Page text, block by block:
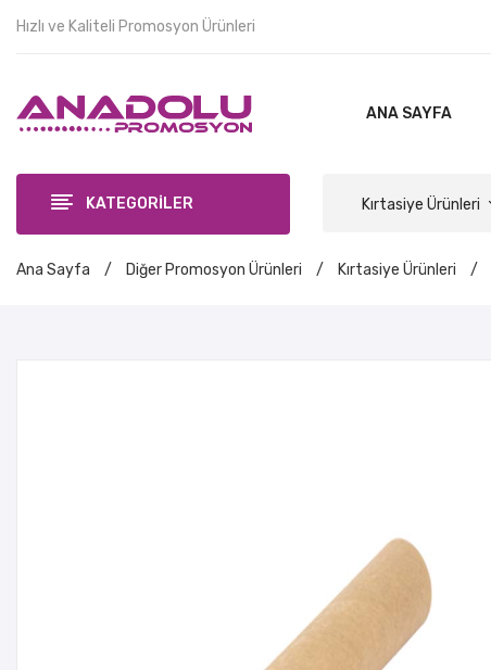
Hızlı ve Kaliteli Promosyon Ürünleri
ANA SAYFA
KATEGORİLER Kırtasiye Ürünleri
Ana Sayfa / Diğer Promosyon Ürünleri / Kırtasiye Ürünleri /